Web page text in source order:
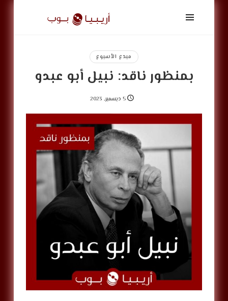
أريبيا
بوب
ArabiaPopمبدع الأسبوع
بمنظور ناقد: نبيل أبو عبدو
5 ديسمبر, 2023